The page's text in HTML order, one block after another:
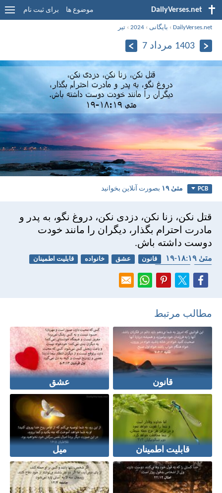
DailyVerses.net موضوع ها برای ثبت نام
DailyVerses.net
› بایگانی ›
2024
›تیر
1403 مرداد 7
PCB متی‌ٰ ۱۹ بصورت آنلاین بخوانید
قتل نكن، زنا نكن، دزدی نكن، دروغ نگو، به پدر و
مادرت احترام بگذار، ديگران را مانند خودت
دوست داشته باش.
متی‌ٰ ۱۹:‏۱۸-‏۱۹ قانون عشق خانواده
قابلیت اطمینان
مطالب مرتبط
قانون عشق
قابلیت اطمینان میل